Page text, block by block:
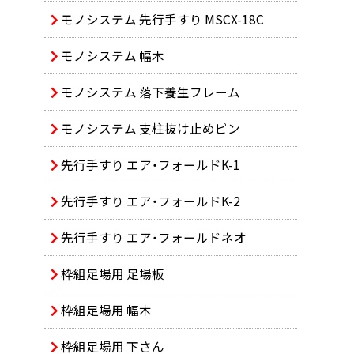
モノシステム 先行手すり MSCX-18C
モノシステム 幅木
モノシステム 落下養生フレーム
モノシステム 支柱抜け止めピン
先行手すり エア・フォールドK-1
先行手すり エア・フォールドK-2
先行手すり エア・フォールドネオ
枠組足場用 足場板
枠組足場用 幅木
枠組足場用 下さん